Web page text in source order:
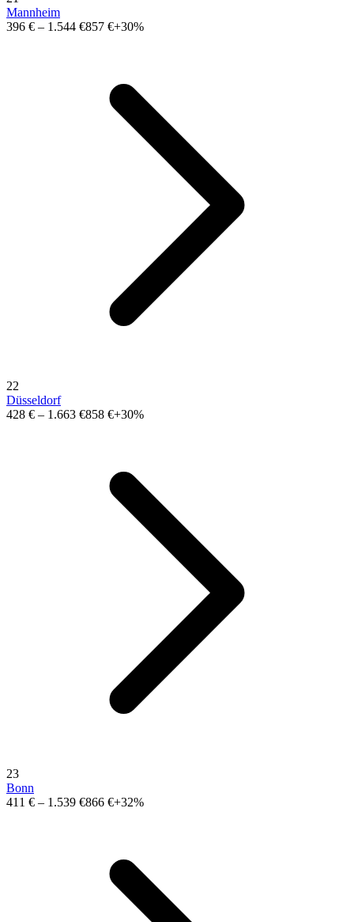
Mannheim
396 € – 1.544 €857 €+30%
22
Düsseldorf
428 € – 1.663 €858 €+30%
23
Bonn
411 € – 1.539 €866 €+32%